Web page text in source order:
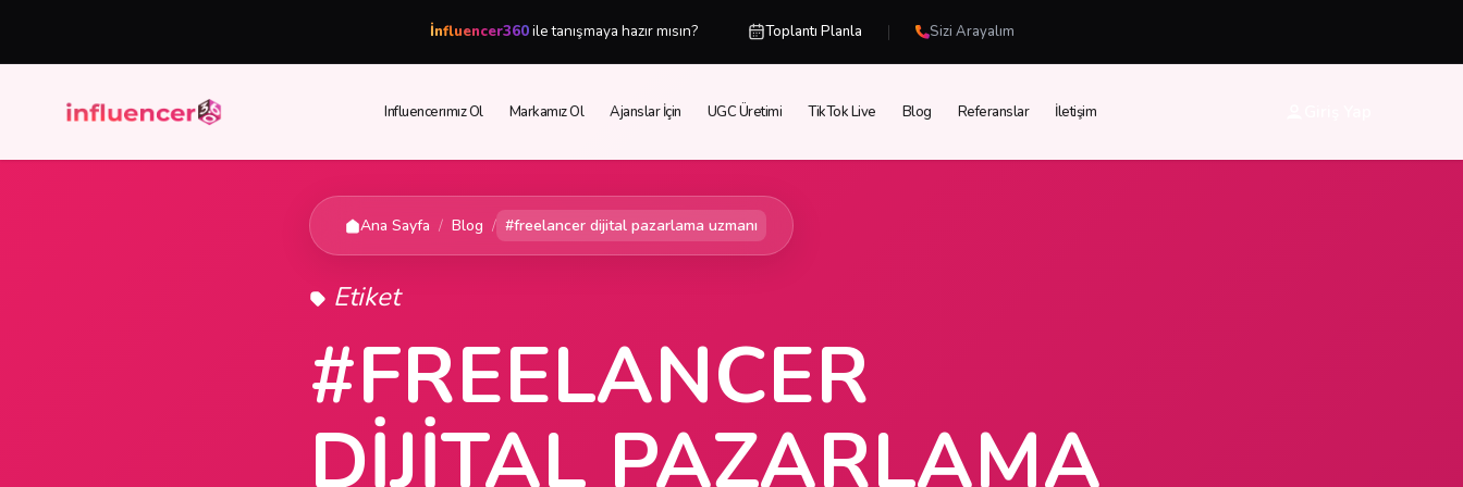
İnfluencer360ile tanışmaya hazır mısın? Toplantı Planla | Sizi Arayalım
Influencerımız Ol Markamız Ol Ajanslar İçin UGC Üretimi TikTok Live Blog Referanslar İletişim
Ana Sayfa / Blog / #freelancer dijital pazarlama uzmanı
Etiket
#FREELANCER
DIJITAL PAZARLAMA